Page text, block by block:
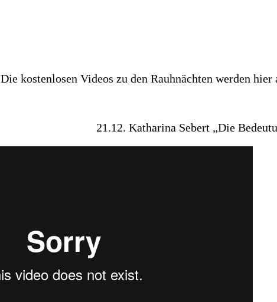
Die kostenlosen Videos zu den Rauhnächten werden
21.12. Katharina Sebert „Die